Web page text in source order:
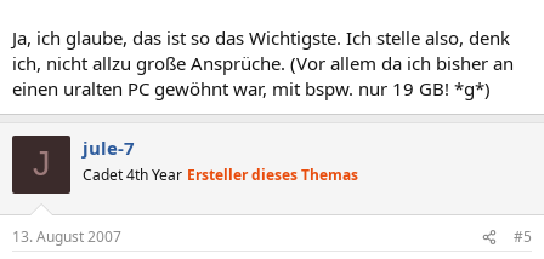
Ja, ich glaube, das ist so das Wichtigste. Ich stelle also, denk
ich, nicht allzu große Ansprüche. (Vor allem da ich bisher an
einen uralten PC gewöhnt war, mit bspw. nur 19 GB! *g*)
J jule-7
Cadet 4th Year Ersteller dieses Themas
13. August 2007 #5